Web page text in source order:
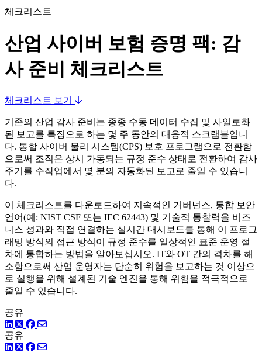
체크리스트
산업 사이버 보험 증명 팩: 감
사 준비 체크리스트
체크리스트 보기
기존의 산업 감사 준비는 종종 수동 데이터 수집 및 사일로화
된 보고를 특징으로 하는 몇 주 동안의 대응적 스크램블입니
다. 통합 사이버 물리 시스템(CPS) 보호 프로그램으로 전환함
으로써 조직은 상시 가동되는 규정 준수 상태로 전환하여 감사
주기를 수작업에서 몇 분의 자동화된 보고로 줄일 수 있습니
다.
이 체크리스트를 다운로드하여 지속적인 거버넌스, 통합 보안
언어(예: NIST CSF 또는 IEC 62443) 및 기술적 통찰력을 비즈
니스 성과와 직접 연결하는 실시간 대시보드를 통해 이 프로그
래밍 방식의 접근 방식이 규정 준수를 일상적인 표준 운영 절
차에 통합하는 방법을 알아보십시오. IT와 OT 간의 격차를 해
소함으로써 산업 운영자는 단순히 위험을 보고하는 것 이상으
로 실행을 위해 설계된 기술 엔진을 통해 위험을 적극적으로
줄일 수 있습니다.
공유
링크드인
트위터페이스북
공유
링크드인
트위터페이스북